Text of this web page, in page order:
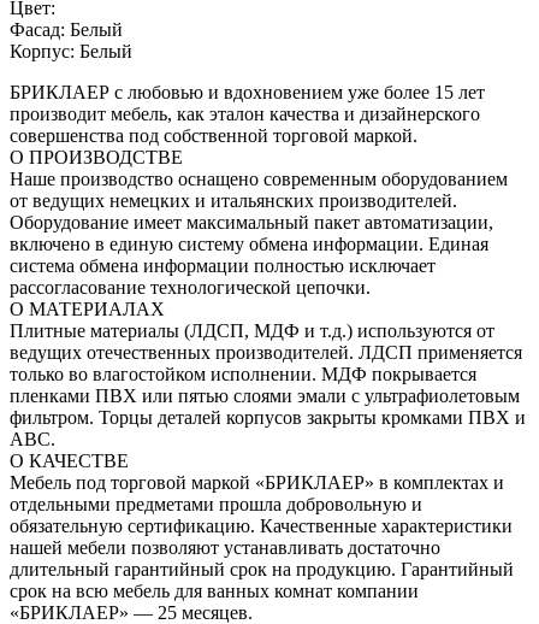
Цвет:
Фасад: Белый
Корпус: Белый
БРИКЛАЕР с любовью и вдохновением уже более 15 лет
производит мебель, как эталон качества и дизайнерского
совершенства под собственной торговой маркой.
О ПРОИЗВОДСТВЕ
Наше производство оснащено современным оборудованием
от ведущих немецких и итальянских производителей.
Оборудование имеет максимальный пакет автоматизации,
включено в единую систему обмена информации. Единая
система обмена информации полностью исключает
рассогласование технологической цепочки.
О МАТЕРИАЛАХ
Плитные материалы (ЛДСП, МДФ и т.д.) используются от
ведущих отечественных производителей. ЛДСП применяется
только во влагостойком исполнении. МДФ покрывается
пленками ПВХ или пятью слоями эмали с ультрафиолетовым
фильтром. Торцы деталей корпусов закрыты кромками ПВХ и
АВС.
О КАЧЕСТВЕ
Мебель под торговой маркой «БРИКЛАЕР» в комплектах и
отдельными предметами прошла добровольную и
обязательную сертификацию. Качественные характеристики
нашей мебели позволяют устанавливать достаточно
длительный гарантийный срок на продукцию. Гарантийный
срок на всю мебель для ванных комнат компании
«БРИКЛАЕР» — 25 месяцев.